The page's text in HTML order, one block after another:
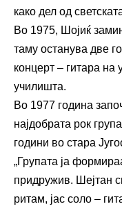
како дел од
Во 1975, Шојиќ
таму останува две
концерт – гитара
училишта.
Во 1977 година
најдобрата рок
години во стара
„Групата ја
придружив. Шејтан
ритам, јас соло –